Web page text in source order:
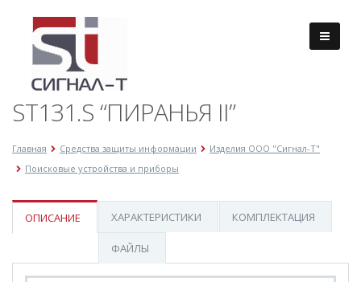
ST131.S “ПИРАНЬЯ II”
Главная Средства защиты информации
Изделия ООО "Сигнал-Т"
Поисковые устройства и приборы
ОПИСАНИЕ ХАРАКТЕРИСТИКИ КОМПЛЕКТАЦИЯ
ФАЙЛЫ